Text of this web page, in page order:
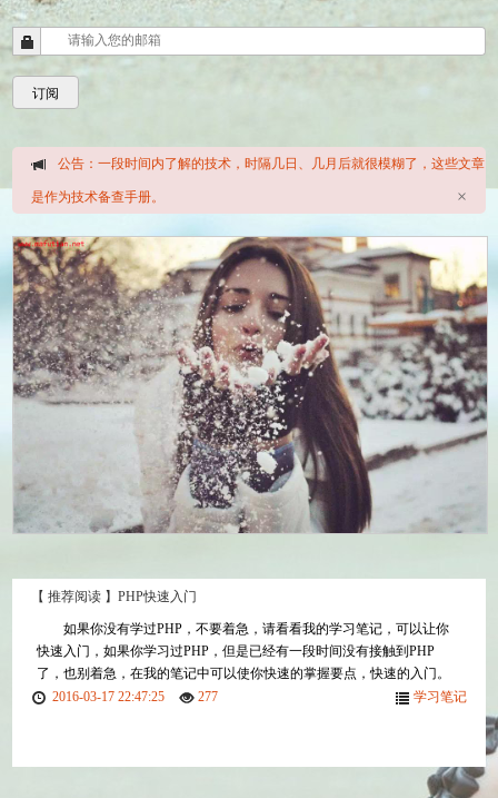
公告：一段时间内了解的技术，时隔几日、几月后就很模糊了，这些文章
是作为技术备查手册。 ×
【 推荐阅读 】PHP快速入门
如果你没有学过PHP，不要着急，请看看我的学习笔记，可以让你
快速入门，如果你学习过PHP，但是已经有一段时间没有接触到PHP
了，也别着急，在我的笔记中可以使你快速的掌握要点，快速的入门。
2016-03-17 22:47:25
277 学习笔记